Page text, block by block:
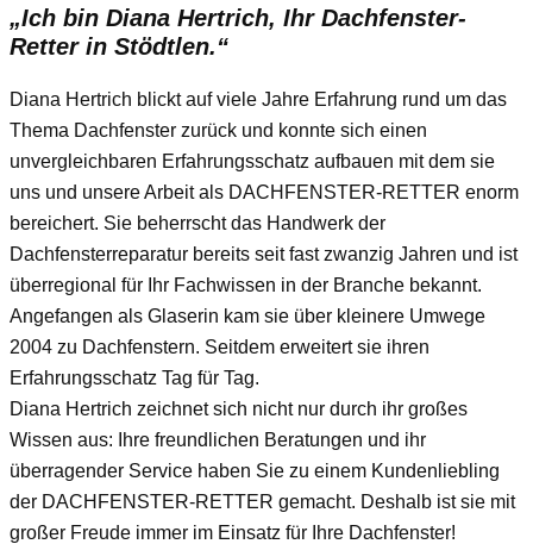
„Ich bin Diana Hertrich, Ihr Dachfenster-
Retter in Stödtlen.“
Diana Hertrich blickt auf viele Jahre Erfahrung rund um das
Thema Dachfenster zurück und konnte sich einen
unvergleichbaren Erfahrungsschatz aufbauen mit dem sie
uns und unsere Arbeit als DACHFENSTER-RETTER enorm
bereichert. Sie beherrscht das Handwerk der
Dachfensterreparatur bereits seit fast zwanzig Jahren und ist
überregional für Ihr Fachwissen in der Branche bekannt.
Angefangen als Glaserin kam sie über kleinere Umwege
2004 zu Dachfenstern. Seitdem erweitert sie ihren
Erfahrungsschatz Tag für Tag.
Diana Hertrich zeichnet sich nicht nur durch ihr großes
Wissen aus: Ihre freundlichen Beratungen und ihr
überragender Service haben Sie zu einem Kundenliebling
der DACHFENSTER-RETTER gemacht. Deshalb ist sie mit
großer Freude immer im Einsatz für Ihre Dachfenster!